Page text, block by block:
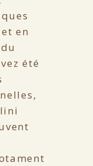
en
été